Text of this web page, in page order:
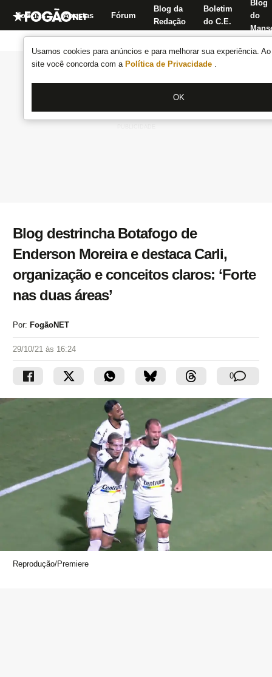
Usamos cookies para anúncios e para melhorar sua experiência.
site você concorda com a Política de Privacidade .
OK
Notícias Apostas Fórum
Blog da
Redação
Boletim
do C.E.
Blog
do
Blog destrincha Botafogo de
Enderson Moreira e destaca Carli,
organização e conceitos claros: ‘Forte
nas duas áreas’
Por: FogãoNET
29/10/21 às 16:24
0
Reprodução/Premiere